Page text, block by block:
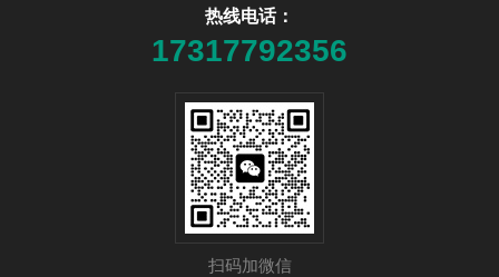
热线电话：
17317792356
扫码加微信